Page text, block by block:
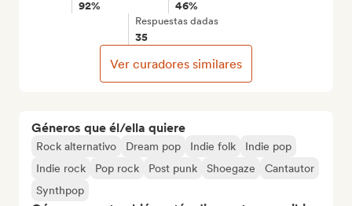
Géneros que él/ella quiere
Rock alternativo Dream pop Indie folk
Indie pop
Indie rock
Pop rock Post punk Shoegaze
Cantautor
Synthpop
92% 46%
Respuestas dadas
35
Ver curadores similares